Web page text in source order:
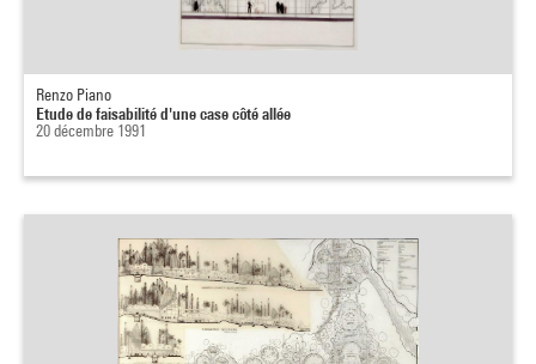
Renzo Piano
Etude de faisabilité d'une case côté allée
20 décembre 1991